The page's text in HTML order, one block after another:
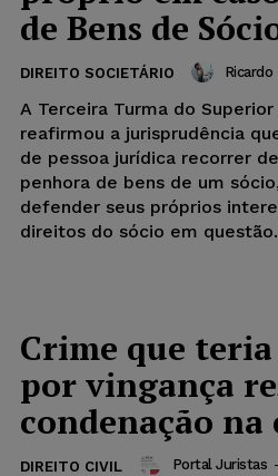
de Bens de
DIREITO SOCIETÁRIO
A Terceira Turma do
reafirmou a jurisprudência
de pessoa jurídica recorrer
penhora de bens de um
defender seus próprios
direitos do sócio em questão.
Crime que
por vingança
condenação
DIREITO CIVIL Portal Juristas -